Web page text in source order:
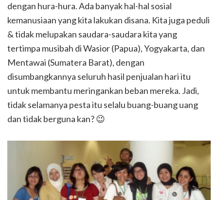
dengan hura-hura. Ada banyak hal-hal sosial
kemanusiaan yang kita lakukan disana. Kita juga peduli
& tidak melupakan saudara-saudara kita yang
tertimpa musibah di Wasior (Papua), Yogyakarta, dan
Mentawai (Sumatera Barat), dengan
disumbangkannya seluruh hasil penjualan hari itu
untuk membantu meringankan beban mereka. Jadi,
tidak selamanya pesta itu selalu buang-buang uang
dan tidak berguna kan? 😉